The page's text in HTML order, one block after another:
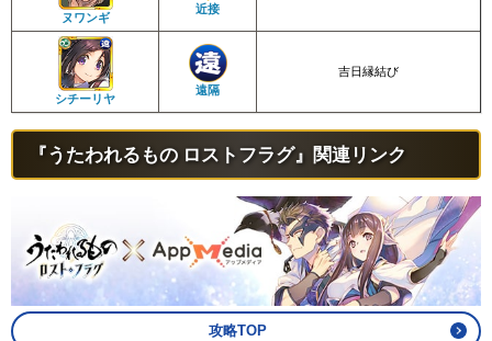
ヌワンギ
近接
シチーリヤ
遠隔
吉日縁結び
『うたわれるもの ロストフラグ』関連リンク
攻略TOP